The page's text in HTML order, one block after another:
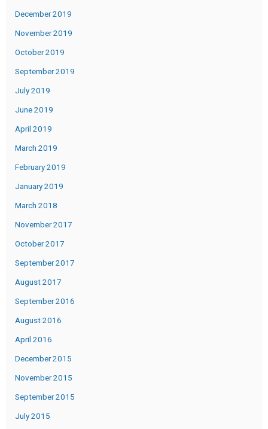
December 2019
November 2019
October 2019
September 2019
July 2019
June 2019
April 2019
March 2019
February 2019
January 2019
March 2018
November 2017
October 2017
September 2017
August 2017
September 2016
August 2016
April 2016
December 2015
November 2015
September 2015
July 2015